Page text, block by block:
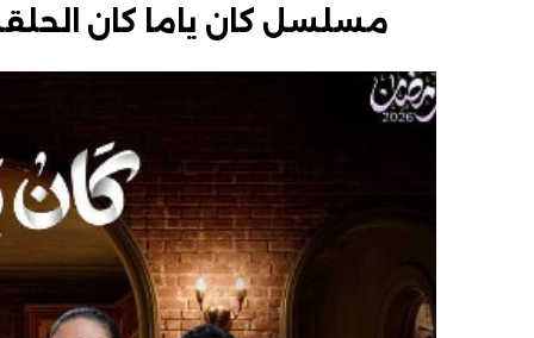
مسلسل كان ياما كان الحلقة 4.. العام الجديد يبدأ بالحزن